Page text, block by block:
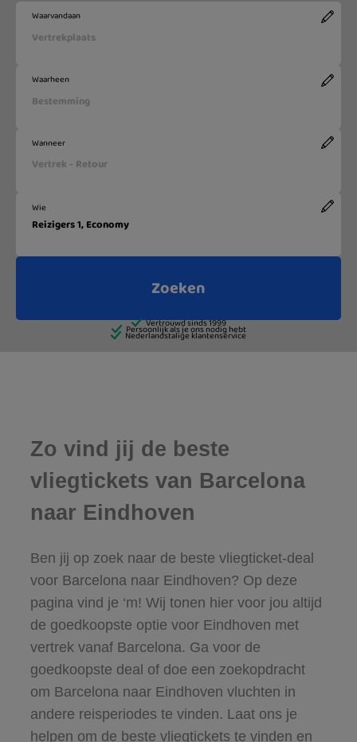
Zo vind jij de beste
vliegtickets van Barcelona
naar Eindhoven
Ben jij op zoek naar de beste vliegticket-deal
voor Barcelona naar Eindhoven? Op deze
pagina vind je ‘m! Wij tonen hier voor jou altijd
de goedkoopste optie voor Eindhoven met
vertrek vanaf Barcelona. Ga voor de
goedkoopste deal of doe een zoekopdracht
om Barcelona naar Eindhoven vluchten in
andere reisperiodes te vinden. Laat ons je
helpen om de beste vliegtickets te vinden en